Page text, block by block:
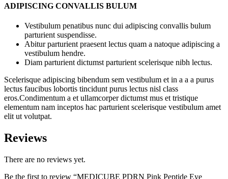
ADIPISCING CONVALLIS BULUM
Vestibulum penatibus nunc dui adipiscing convallis bulum
parturient suspendisse.
Abitur parturient praesent lectus quam a natoque adipiscing a
vestibulum hendre.
Diam parturient dictumst parturient scelerisque nibh lectus.
Scelerisque adipiscing bibendum sem vestibulum et in a a a purus
lectus faucibus lobortis tincidunt purus lectus nisl class
eros.Condimentum a et ullamcorper dictumst mus et tristique
elementum nam inceptos hac parturient scelerisque vestibulum amet
elit ut volutpat.
Reviews
There are no reviews yet.
Be the first to review “MEDICUBE PDRN Pink Peptide Eye